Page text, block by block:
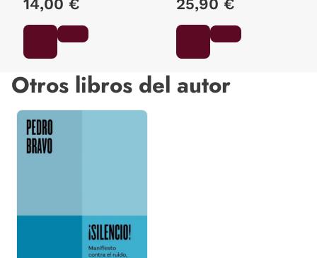
14,00 € 25,90 €
Otros libros del autor